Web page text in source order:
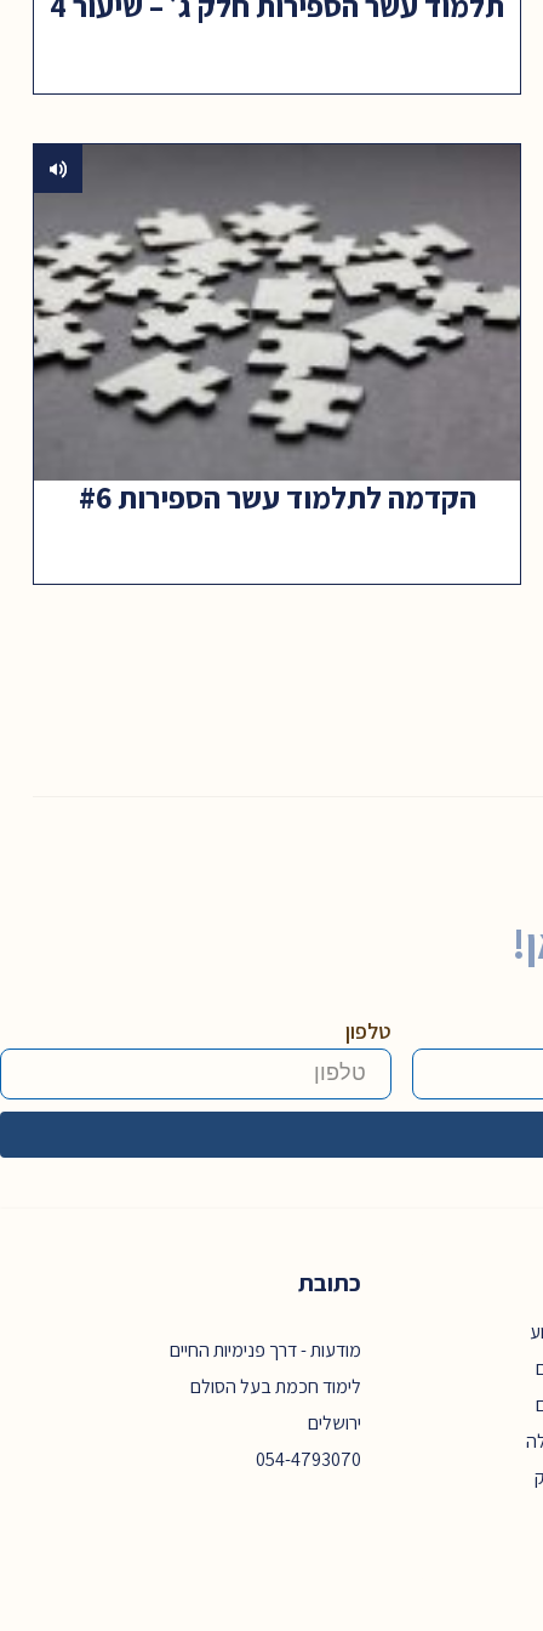
הקדמה לתלמוד עשר הספירות #6
טלפון
כתובת
מודעות - דרך פנימיות החיים
לימוד חכמת בעל הסולם
ירושלים
054-4793070